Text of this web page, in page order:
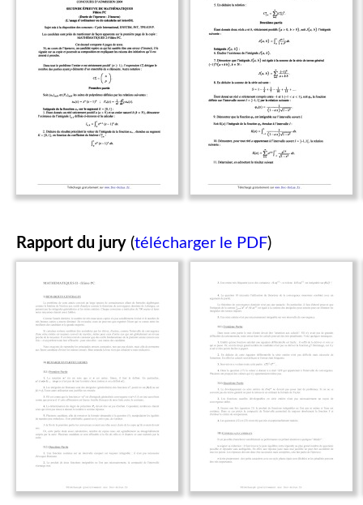
Rapport du jury (télécharger le PDF)